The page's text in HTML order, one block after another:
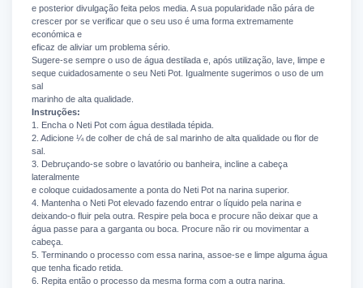
e posterior divulgação feita pelos media. A sua popularidade não pára de
crescer por se verificar que o seu uso é uma forma extremamente
económica e
eficaz de aliviar um problema sério.
Sugere-se sempre o uso de água destilada e, após utilização, lave, limpe e
seque cuidadosamente o seu Neti Pot. Igualmente sugerimos o uso de um
sal
marinho de alta qualidade.
Instruções:
1. Encha o Neti Pot com água destilada tépida.
2. Adicione ¼ de colher de chá de sal marinho de alta qualidade ou flor de
sal.
3. Debruçando-se sobre o lavatório ou banheira, incline a cabeça
lateralmente
e coloque cuidadosamente a ponta do Neti Pot na narina superior.
4. Mantenha o Neti Pot elevado fazendo entrar o líquido pela narina e
deixando-o fluir pela outra. Respire pela boca e procure não deixar que a
água passe para a garganta ou boca. Procure não rir ou movimentar a
cabeça.
5. Terminando o processo com essa narina, assoe-se e limpe alguma água
que tenha ficado retida.
6. Repita então o processo da mesma forma com a outra narina.